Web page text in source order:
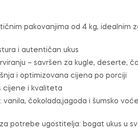
pakovanjima od 4 kg, idealnim
i autentičan ukus
– savršen za kugle, deserte,
i optimizovana cijena po porciji
cijene i kvaliteta
vanila, čokolada,jagoda i šumsko voće
potrebe ugostitelja: bogat ukus u